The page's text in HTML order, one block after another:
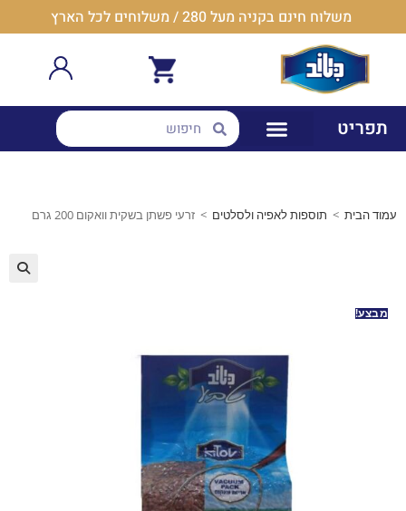
משלוח חינם בקניה מעל 280 / משלוחים לכל הארץ
תפריט
עמוד הבית > תוספות לאפיה ולסלטים > זרעי פשתן בשקית וואקום 200 גרם
מבצע!